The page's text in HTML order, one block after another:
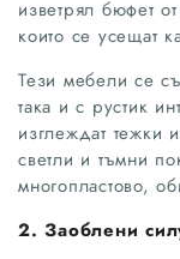
изветрял бюфет
които се усещат
Тези мебели се
така и с рустик
изглеждат тежки
светли и тъмни
многопластово,
2. Заоблени